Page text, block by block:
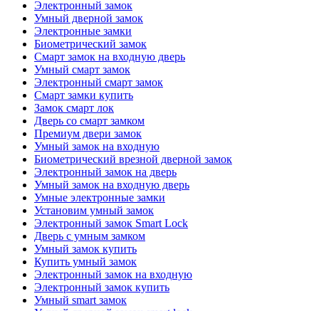
Электронный замок
Умный дверной замок
Электронные замки
Биометрический замок
Смарт замок на входную дверь
Умный смарт замок
Электронный смарт замок
Смарт замки купить
Замок смарт лок
Дверь со смарт замком
Премиум двери замок
Умный замок на входную
Биометрический врезной дверной замок
Электронный замок на дверь
Умный замок на входную дверь
Умные электронные замки
Установим умный замок
Электронный замок Smart Lock
Дверь с умным замком
Умный замок купить
Купить умный замок
Электронный замок на входную
Электронный замок купить
Умный smart замок